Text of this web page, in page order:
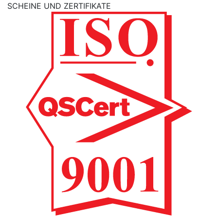
SCHEINE UND ZERTIFIKATE